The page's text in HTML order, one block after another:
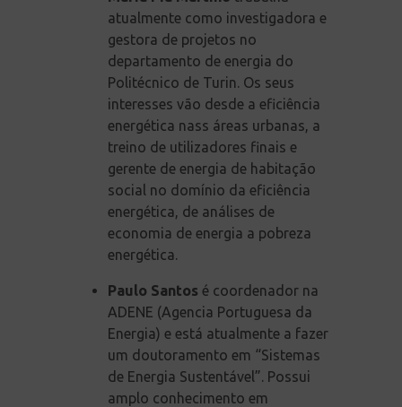
atualmente como investigadora e
gestora de projetos no
departamento de energia do
Politécnico de Turin. Os seus
interesses vão desde a eficiência
energética nass áreas urbanas, a
treino de utilizadores finais e
gerente de energia de habitação
social no domínio da eficiência
energética, de análises de
economia de energia a pobreza
energética.
Paulo Santos é coordenador na
ADENE (Agencia Portuguesa da
Energia) e está atualmente a fazer
um doutoramento em “Sistemas
de Energia Sustentável”. Possui
amplo conhecimento em